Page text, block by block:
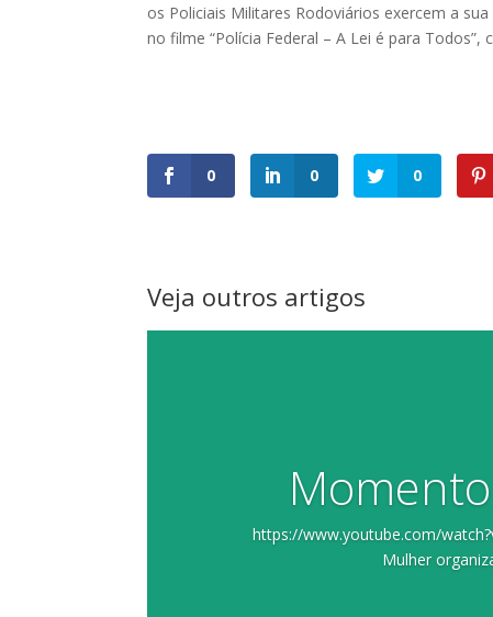
os Policiais Militares Rodoviários exercem a
no filme “Polícia Federal – A Lei é para
0 0 0
Veja outros artigos
https://www.youtube.com/
Mulher